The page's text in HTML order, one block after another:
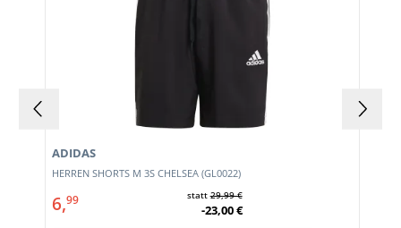
HERREN SHORTS M 3S CHELSEA (GL0022)
ADIDAS
6,99 statt29,99 €
-23,00 €